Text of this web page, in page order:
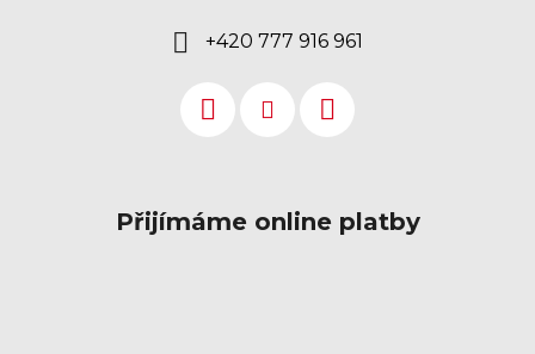
+420 777 916 961
Přijímáme online platby